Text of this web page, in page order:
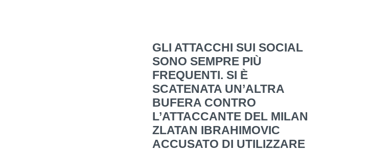
GLI ATTACCHI SUI SOCIAL
SONO SEMPRE PIÙ
FREQUENTI. SI È
SCATENATA UN’ALTRA
BUFERA CONTRO
L’ATTACCANTE DEL MILAN
ZLATAN IBRAHIMOVIC
ACCUSATO DI UTILIZZARE